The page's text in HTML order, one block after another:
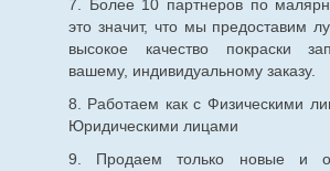
7. Более 10 партнеров по
это значит, что мы предоставим
высокое качество покраски
вашему, индивидуальному заказу.
8. Работаем как с Физическими
Юридическими лицами
9. Продаем только новые и